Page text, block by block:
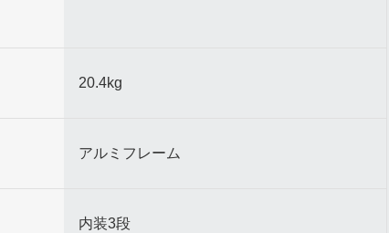
20.4kg
アルミフレーム
内装3段